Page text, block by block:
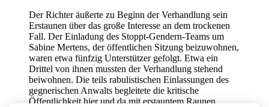
Der Richter äußerte zu Beginn der Verhandlung sein
Erstaunen über das große Interesse an dem trockenen
Fall. Der Einladung des Stoppt-Gendern-Teams um
Sabine Mertens, der öffentlichen Sitzung beizuwohnen,
waren etwa fünfzig Unterstützer gefolgt. Etwa ein
Drittel von ihnen mussten der Verhandlung stehend
beiwohnen. Die teils rabulistischen Einlassungen des
gegnerischen Anwalts begleitete die kritische
Öffentlichkeit hier und da mit erstauntem Raunen.